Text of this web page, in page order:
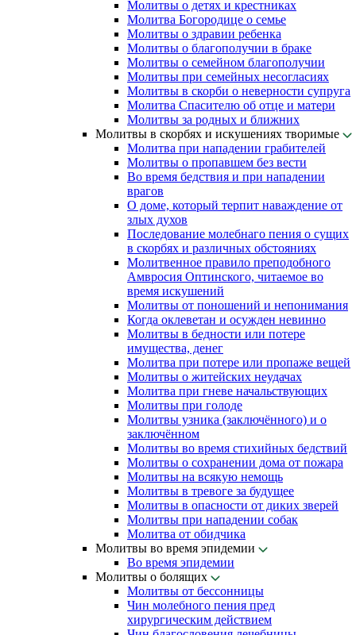
Молитвы о детях и крестниках
Молитва Богородице о семье
Молитвы о здравии ребенка
Молитвы о благополучии в браке
Молитвы о семейном благополучии
Молитвы при семейных несогласиях
Молитвы в скорби о неверности супруга
Молитва Спасителю об отце и матери
Молитвы за родных и ближних
Молитвы в скорбях и искушениях творимые
Молитва при нападении грабителей
Молитвы о пропавшем без вести
Во время бедствия и при нападении
врагов
О доме, который терпит наваждение от
злых духов
Последование молебнаго пения о сущих
в скорбях и различных обстояниях
Молитвенное правило преподобного
Амвросия Оптинского, читаемое во
время искушений
Молитвы от поношений и непонимания
Когда оклеветан и осужден невинно
Молитвы в бедности или потере
имущества, денег
Молитва при потере или пропаже вещей
Молитвы о житейских неудачах
Молитва при гневе начальствующих
Молитвы при голоде
Молитвы узника (заключённого) и о
заключённом
Молитвы во время стихийных бедствий
Молитвы о сохранении дома от пожара
Молитвы на всякую немощь
Молитвы в тревоге за будущее
Молитвы в опасности от диких зверей
Молитвы при нападении собак
Молитва от обидчика
Молитвы во время эпидемии
Во время эпидемии
Молитвы о болящих
Молитвы от бессонницы
Чин молебного пения пред
хирургическим действием